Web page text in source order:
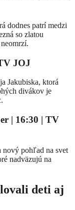
dodnes patrí medzi
so zlatou
JOJ
Jakubiska, ktorá
divákov je
| 16:30 | TV
nový pohľad na svet
nadväzujú na
deti aj